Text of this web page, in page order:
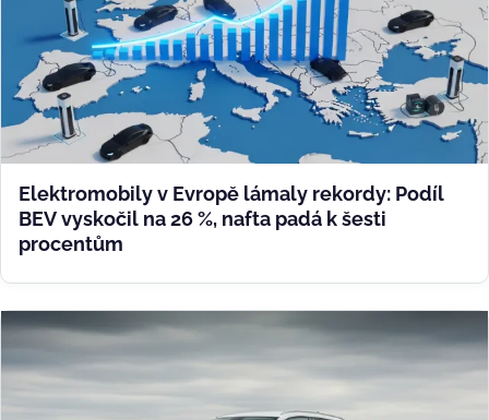
Elektromobily v Evropě lámaly rekordy: Podíl
BEV vyskočil na 26 %, nafta padá k šesti
procentům